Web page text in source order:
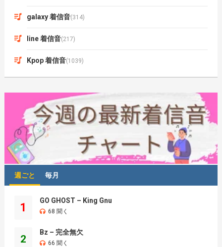
galaxy 着信音(314)
line 着信音(217)
Kpop 着信音(1039)
週ごと 毎月
1
GO GHOST – King Gnu
68 聞く
2
Bz – 完全無欠
66 聞く